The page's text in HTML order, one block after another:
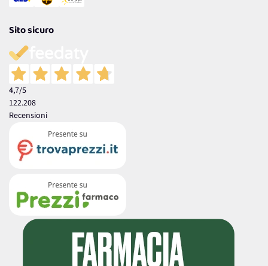
Sito sicuro
4,7/5
122.208
Recensioni